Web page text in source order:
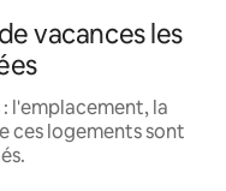
vacances les
l'emplacement, la
ces logements sont